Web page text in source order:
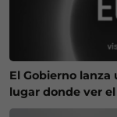
El Gobierno
lugar donde ver